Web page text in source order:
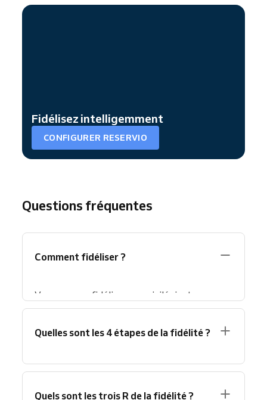
Fidélisez intelligemment
CONFIGURER RESERVIO
Questions fréquentes
Comment fidéliser ?
Vous pouvez fidéliser en privilégiant
l’expérience client plutôt que le budget
avec les calendriers.
Quelles sont les 4 étapes de la fidélité ?
Les4 étapes de la fidélité clientsuivent
Quels sont les trois R de la fidélité ?